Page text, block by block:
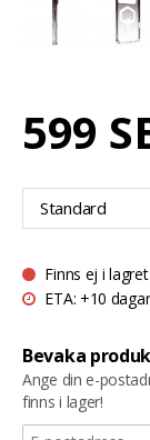
599
Standard
Finns ej i lagret
ETA: +10
Bevaka
Ange din e-
finns i lager!